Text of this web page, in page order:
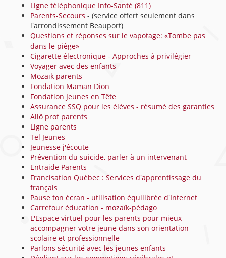
Ligne téléphonique Info-Santé (811)
Parents-Secours - (service offert seulement dans
l'arrondissement Beauport)
Questions et réponses sur le vapotage: «Tombe pas
dans le piège»
Cigarette électronique - Approches à privilégier
Voyager avec des enfants
Mozaïk parents
Fondation Maman Dion
Fondation Jeunes en Tête
Assurance SSQ pour les élèves - résumé des garanties
Allô prof parents
Ligne parents
Tel Jeunes
Jeunesse j'écoute
Prévention du suicide, parler à un intervenant
Entraide Parents
Francisation Québec : Services d'apprentissage du
français
Pause ton écran - utilisation équilibrée d'Internet
Carrefour éducation - mozaïk-pédago
L'Espace virtuel pour les parents pour mieux
accompagner votre jeune dans son orientation
scolaire et professionnelle
Parlons sécurité avec les jeunes enfants